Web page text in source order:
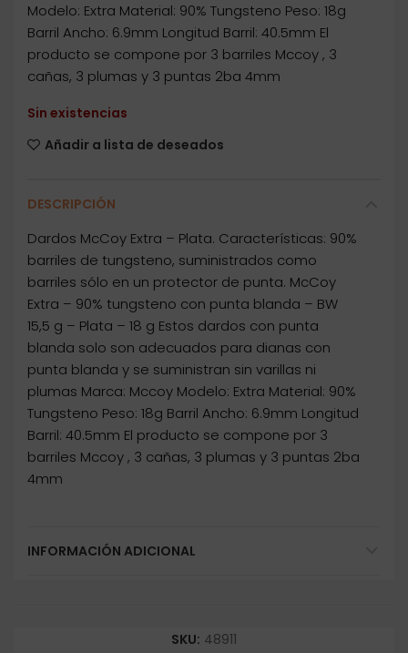
Modelo: Extra Material: 90% Tungsteno Peso: 18g
Barril Ancho: 6.9mm Longitud Barril: 40.5mm El
producto se compone por 3 barriles Mccoy , 3
cañas, 3 plumas y 3 puntas 2ba 4mm
Sin existencias
Añadir a lista de deseados
DESCRIPCIÓN
Dardos McCoy Extra – Plata. Características: 90%
barriles de tungsteno, suministrados como
barriles sólo en un protector de punta. McCoy
Extra – 90% tungsteno con punta blanda – BW
15,5 g – Plata – 18 g Estos dardos con punta
blanda solo son adecuados para dianas con
punta blanda y se suministran sin varillas ni
plumas Marca: Mccoy Modelo: Extra Material: 90%
Tungsteno Peso: 18g Barril Ancho: 6.9mm Longitud
Barril: 40.5mm El producto se compone por 3
barriles Mccoy , 3 cañas, 3 plumas y 3 puntas 2ba
4mm
INFORMACIÓN ADICIONAL
SKU: 48911